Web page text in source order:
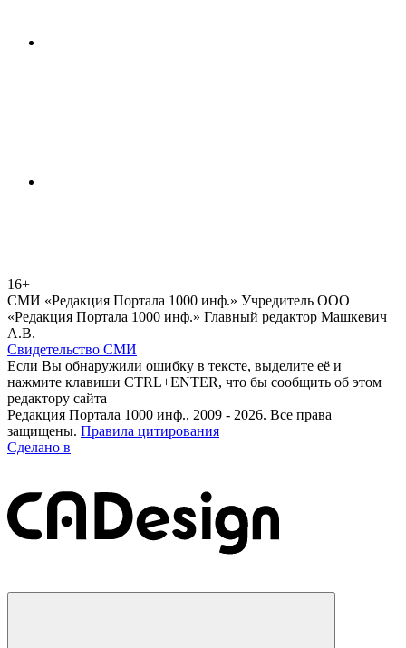
16+
СМИ «Редакция Портала 1000 инф.» Учредитель ООО
«Редакция Портала 1000 инф.» Главный редактор Машкевич
А.В.
Свидетельство СМИ
Если Вы обнаружили ошибку в тексте, выделите её и
нажмите клавиши CTRL+ENTER, что бы сообщить об этом
редактору сайта
Редакция Портала 1000 инф., 2009 - 2026. Все права
защищены. Правила цитирования
Сделано в